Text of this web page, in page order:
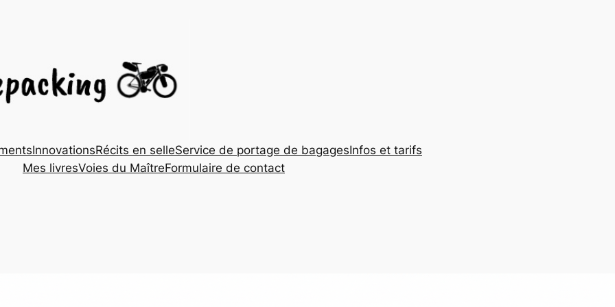
InnovationsRécits en selleService de portage de bagagesInfos et tarifs
Mes livresVoies du MaîtreFormulaire de contact